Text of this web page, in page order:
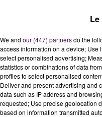
We and our (447) partnersdo the
access information on a device;
select personalised advertising;
statistics or combinations of data
profiles to select personalised
Deliver and present advertising and
data such as IP address and
requested; Use precise geolocation
based on information transmitted